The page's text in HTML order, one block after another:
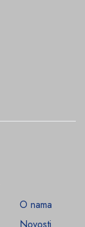
O nama
Novosti